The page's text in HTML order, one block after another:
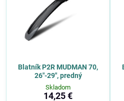
Blatník P2R MUDMAN 70,
26″-29″, predný
Skladom
14,25 €